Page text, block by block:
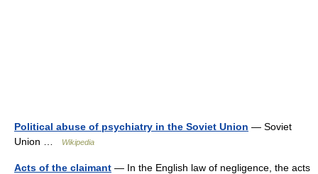
Political abuse of psychiatry in the Soviet Union — Soviet
Union …
Wikipedia
Acts of the claimant — In the English law of negligence, the acts